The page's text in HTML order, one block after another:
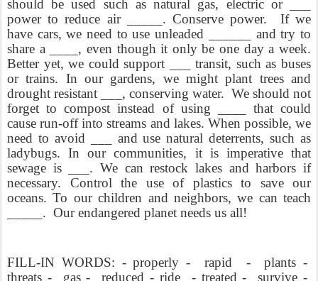
should be used such as natural gas, electric or ___
power to reduce air _____. Conserve power.
If we
have cars, we need to use unleaded ______ and try to
share a ____, even though it only be one day a week.
Better yet, we could support ___ transit, such as buses
or trains. In our gardens, we might plant trees and
drought resistant ___, conserving water. We should not
forget to compost instead of using ____ that could
cause run-off into streams and lakes. When possible, we
need to avoid ___ and use natural deterrents, such as
ladybugs. In our communities, it is imperative that
sewage is ___. We can restock lakes and harbors if
necessary. Control the use of plastics to save our
oceans. To our children and neighbors, we can teach
_____. Our endangered planet needs us all!
FILL-IN WORDS: - properly - rapid -
plants -
threats -
gas - reduced - ride - treated - survive -